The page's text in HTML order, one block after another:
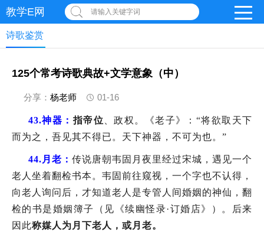
教学E网 请输入关键字词
诗歌鉴赏
125个常考诗歌典故+文学意象（中）
分享： 杨老师 01-16
43.神器： 指帝位 、政权。《老子》：“将欲取天下
而为之，吾见其不得已。天下神器，不可为也。”
44. 月老： 传说唐朝韦固月夜里经过宋城，遇见一个
老人坐着翻检书本。韦固前往窥视，一个字也不认得，
向老人询问后，才知道老人是专管人间婚姻的神仙，翻
检的书是婚姻簿子（见《续幽怪录·订婚店》）。后来
因此称媒人为月下老人，或月老。